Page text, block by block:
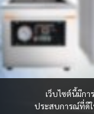
เว็บไซต์นี้มีก
ประสบการณ์ที่ดีใ